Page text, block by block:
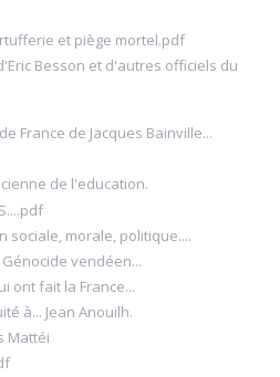
et piège mortel.pdf
Besson et d'autres officiels du
France de Jacques Bainville...
de l'education.
sociale, morale, politique....
vendéen...
ont fait la France...
à... Jean Anouilh.
Mattéi